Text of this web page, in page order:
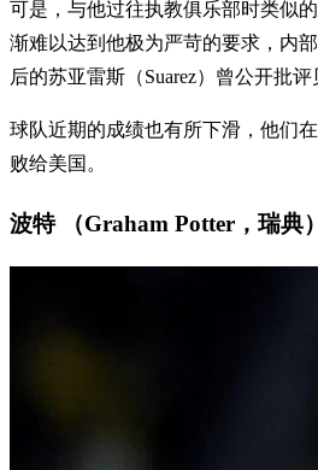
可是，与他过往执教俱乐部时类似
渐难以达到他极为严苛的要求，内
后的苏亚雷斯（Suarez）曾公开批评
球队近期的成绩也有所下滑，他们
败给美国。
波特 （Graham Potter，瑞典）